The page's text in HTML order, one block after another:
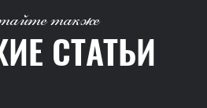
также
СТАТЬИ